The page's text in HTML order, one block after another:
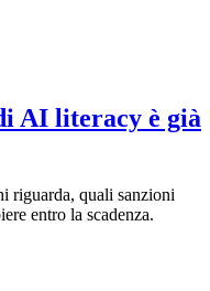
AI literacy è già
riguarda, quali sanzioni
entro la scadenza.